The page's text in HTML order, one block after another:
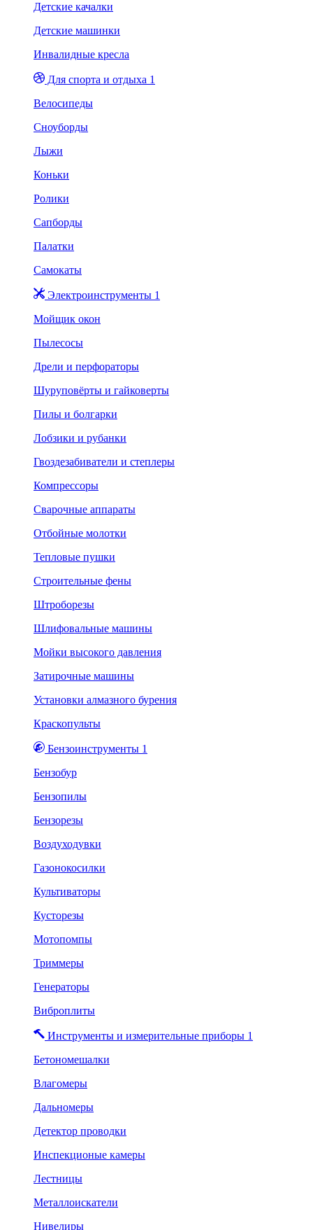
Детские качалки
Детские машинки
Инвалидные кресла
Для спорта и отдыха 1
Велосипеды
Сноуборды
Лыжи
Коньки
Ролики
Сапборды
Палатки
Самокаты
Электроинструменты 1
Мойщик окон
Пылесосы
Дрели и перфораторы
Шуруповёрты и гайковерты
Пилы и болгарки
Лобзики и рубанки
Гвоздезабиватели и степлеры
Компрессоры
Сварочные аппараты
Отбойные молотки
Тепловые пушки
Строительные фены
Штроборезы
Шлифовальные машины
Мойки высокого давления
Затирочные машины
Установки алмазного бурения
Краскопульты
Бензоинструменты 1
Бензобур
Бензопилы
Бензорезы
Воздуходувки
Газонокосилки
Культиваторы
Кусторезы
Мотопомпы
Триммеры
Генераторы
Виброплиты
Инструменты и измерительные приборы 1
Бетономешалки
Влагомеры
Дальномеры
Детектор проводки
Инспекционые камеры
Лестницы
Металлоискатели
Нивелиры